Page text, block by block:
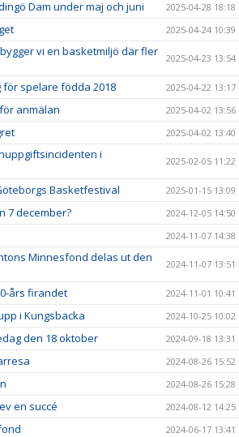
Dam under maj och juni 2025-04-28 18:18
2025-04-24 10:39
vi en basketmiljö där fler
2025-04-23 13:54
spelare födda 2018 2025-04-22 13:17
anmälan 2025-04-02 13:56
2025-04-02 13:40
i
2025-02-05 11:22
Basketfestival 2025-01-15 13:09
7 december? 2024-12-05 14:50
2024-11-07 14:38
Minnesfond delas ut den
2024-11-07 13:51
års firandet 2024-11-01 10:41
i Kungsbacka 2024-10-25 10:02
den 18 oktober 2024-09-18 13:31
2024-08-26 15:52
2024-08-26 15:28
en succé 2024-08-12 14:25
2024-06-17 13:41